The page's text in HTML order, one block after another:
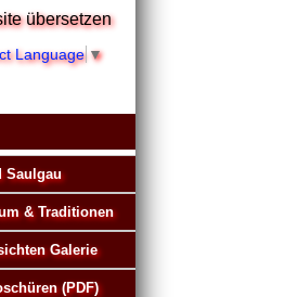
übersetzen
Language▼
Saulgau
& Traditionen
Galerie
(PDF)